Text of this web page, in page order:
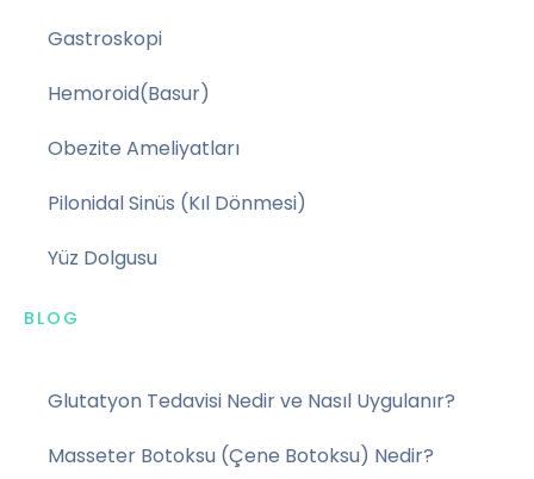
Gastroskopi
Hemoroid(Basur)
Obezite Ameliyatları
Pilonidal Sinüs (Kıl Dönmesi)
Yüz Dolgusu
BLOG
Glutatyon Tedavisi Nedir ve Nasıl Uygulanır?
Masseter Botoksu (Çene Botoksu) Nedir?